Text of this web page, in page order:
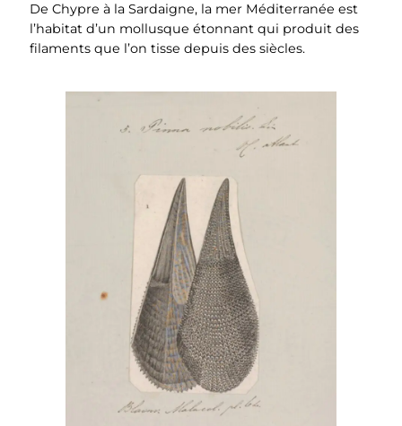
De Chypre à la Sardaigne, la mer Méditerranée est
l’habitat d’un mollusque étonnant qui produit des
filaments que l’on tisse depuis des siècles.